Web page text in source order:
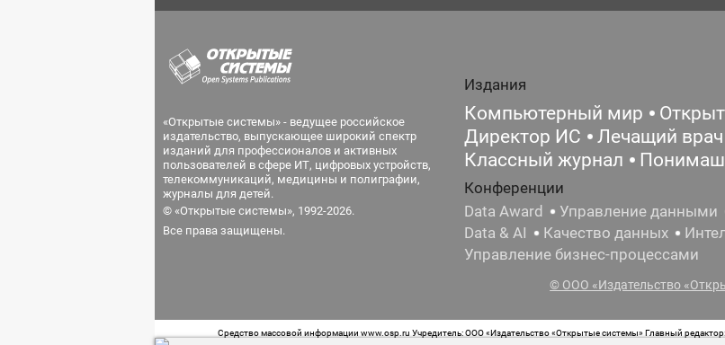
«Открытые системы» - ведущее российское
издательство, выпускающее широкий спектр
изданий для профессионалов и активных
пользователей в сфере ИТ, цифровых устройств,
телекоммуникаций, медицины и полиграфии,
журналы для детей.
© «Открытые системы», 1992-2026.
Все права защищены.
Издания
Компьютерный мир
Директор ИС
Лечащий врач
Классный журнал
Конференции
Data Award
Управление данными
Data & AI
Качество данных
Управление бизнес-процессами
© ООО «Издательство
Средство массовой информации www.osp.ru Учредитель: ООО «Издательство «Открытые системы» Главный